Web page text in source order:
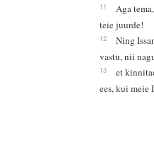
11
Aga
teie juurde!
12
Ning
vastu, nii
13
et
ees, kui meie